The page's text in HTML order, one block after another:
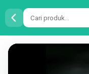
Intro